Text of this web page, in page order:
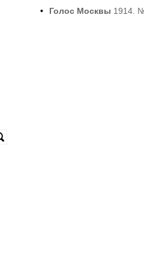
• Голос Москвы 1914.